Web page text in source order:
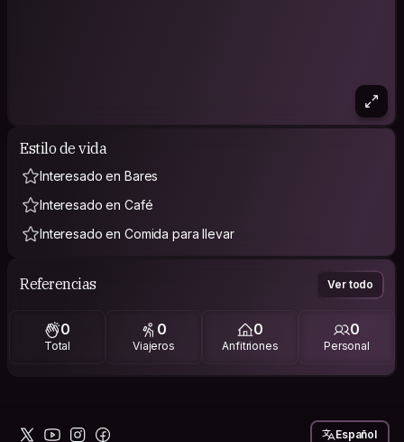
Estilo de vida
Interesado en Bares
Interesado en Café
Interesado en Comida para llevar
Referencias Ver todo
0
Total
0
Viajeros
0
Anfitriones
0
Personal
Español